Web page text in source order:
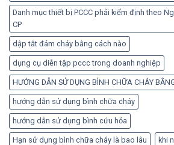
Danh mục thiết bị PCCC phải kiểm định theo
CP
dập tắt đám cháy bằng cách nào
dụng cụ diễn tập pccc trong doanh nghiệp
HƯỚNG DẪN SỬ DỤNG BÌNH CHỮA CHÁY
hướng dẫn sử dụng bình chữa cháy
hướng dẫn sử dụng bình cứu hỏa
Hạn sử dụng bình chữa cháy là bao lâu khi